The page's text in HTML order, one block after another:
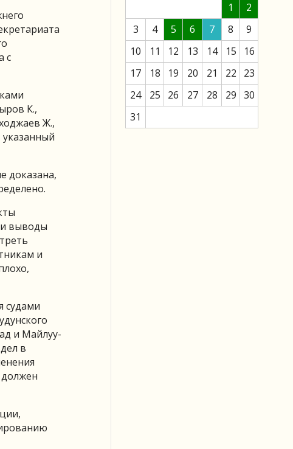
с
К.,
Ж.,
указанный
доказана,
выводы
и
судами
и Майлуу-
в
должен
1
2
3
4 5 6 7 8
9
10
11 12 13 14 15
16
17
18 19 20 21 22
23
24
25 26 27 28 29 30
31